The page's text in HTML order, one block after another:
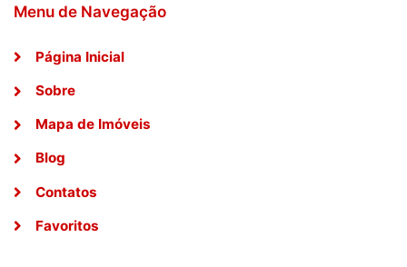
Menu de Navegação
Página Inicial
Sobre
Mapa de Imóveis
Blog
Contatos
Favoritos